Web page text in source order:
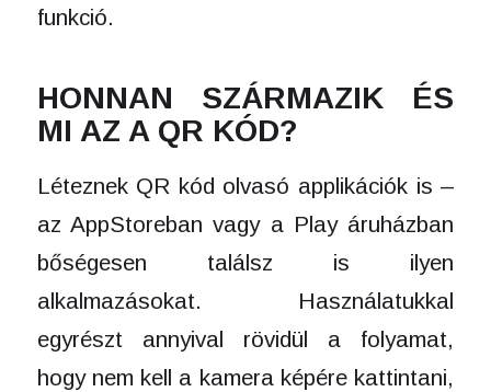
funkció.
HONNAN SZÁRMAZIK ÉS
MI AZ A QR KÓD?
Léteznek QR kód olvasó applikációk is –
az AppStoreban vagy a Play áruházban
bőségesen találsz is ilyen
alkalmazásokat. Használatukkal
egyrészt annyival rövidül a folyamat,
hogy nem kell a kamera képére kattintani,